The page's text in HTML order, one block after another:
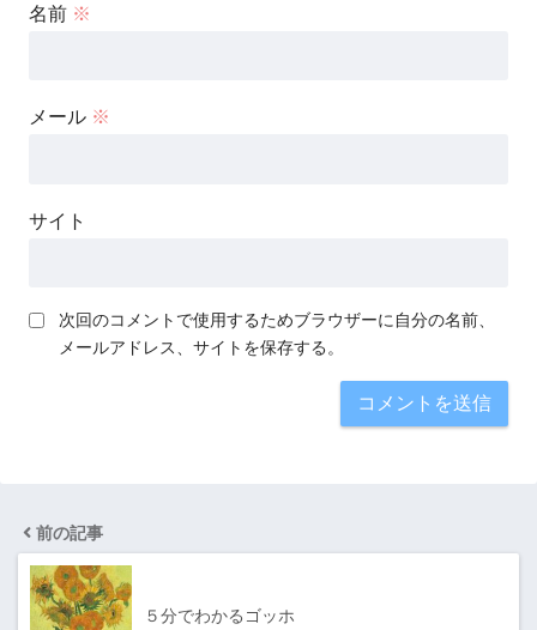
名前 ※
メール ※
サイト
次回のコメントで使用するためブラウザーに自分の名前、
メールアドレス、サイトを保存する。
前の記事
５分でわかるゴッホ